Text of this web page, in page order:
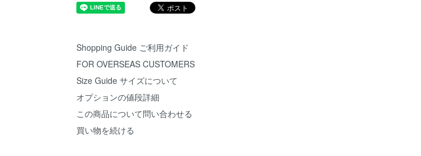
Shopping Guide ご利用ガイド
FOR OVERSEAS CUSTOMERS
Size Guide サイズについて
オプションの値段詳細
この商品について問い合わせる
買い物を続ける